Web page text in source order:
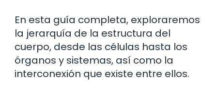
En esta guía completa, exploraremos
la jerarquía de la estructura del
cuerpo, desde las células hasta los
órganos y sistemas, así como la
interconexión que existe entre ellos.